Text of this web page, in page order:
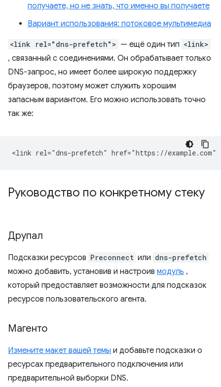
получаете, но не знать, что именно вы получаете
Вариант использования: потоковое мультимедиа
<link rel="dns-prefetch"> — ещё один тип <link>
, связанный с соединениями. Он обрабатывает только
DNS-запрос, но имеет более широкую поддержку
браузеров, поэтому может служить хорошим
запасным вариантом. Его можно использовать точно
так же:
Руководство по конкретному стеку
Друпал
Подсказки ресурсов Preconnect или dns-prefetch
можно добавить, установив и настроив модуль ,
который предоставляет возможности для подсказок
ресурсов пользовательского агента.
Магенто
Измените макет вашей темы и добавьте подсказки о
ресурсах предварительного подключения или
предварительной выборки DNS.